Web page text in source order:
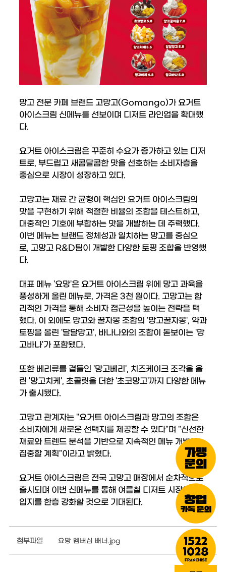
망고 전문 카페 브랜드 고망고(Gomango)가 요거트
아이스크림 신메뉴를 선보이며 디저트 라인업을 확대했
다.
요거트 아이스크림은 꾸준히 수요가 증가하고 있는 디저
트로, 부드럽고 새콤달콤한 맛을 선호하는 소비자층을
중심으로 시장이 성장하고 있다.
고망고는 재료 간 균형이 핵심인 요거트 아이스크림의
맛을 구현하기 위해 적절한 비율의 조합을 테스트하고,
대중적인 기호에 부합하는 맛을 개발하는 데 주력했다.
이번 메뉴는 브랜드 정체성과 일치하는 망고를 중심으
로, 고망고 R&D팀이 개발한 다양한 토핑 조합을 반영했
다.
대표 메뉴 '요망'은 요거트 아이스크림 위에 망고 과육을
풍성하게 올린 메뉴로, 가격은 3천 원이다. 고망고는 합
리적인 가격을 통해 소비자 접근성을 높이는 전략을 택
했다. 이 외에도 망고와 꿀자몽 조합의 '망고꿀자몽', 약과
토핑을 올린 '달달망고', 바나나와의 조합이 돋보이는 '망
고바나'가 포함됐다.
또한 베리류를 곁들인 '망고베리', 치즈케이크 조각을 올
린 '망고치케', 초콜릿을 더한 '초코망고'까지 다양한 메뉴
가 출시됐다.
고망고 관계자는 "요거트 아이스크림과 망고의 조합은
소비자에게 새로운 선택지를 제공할 수 있다"며 "신선한
재료와 트렌드 분석을 기반으로 지속적인 메뉴 개발에
집중할 계획"이라고 밝혔다.
요거트 아이스크림은 전국 고망고 매장에서 순차적으로
출시되며 이번 신메뉴를 통해 여름철 디저트 시장에서의
입지를 한층 강화할 것으로 기대된다.
첨부파일 요망 멤버십 배너.jpg